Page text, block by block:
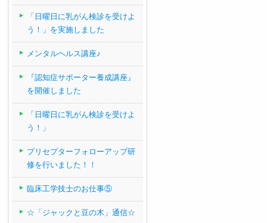
「日曜日に乳がん検診を受けよ
う！」を実施しました
メンタルヘルス講座♪
『認知症サポーター養成講座』
を開催しました
「日曜日に乳がん検診を受けよ
う！」
プリセプターフォローアップ研
修を行いました！！
臨床工学技士のお仕事⑤
☆「ジャックと豆の木」通信☆